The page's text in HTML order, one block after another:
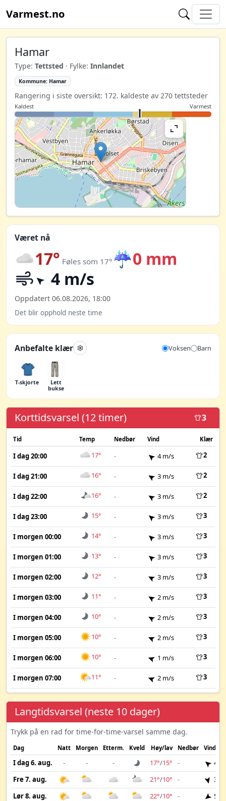
Varmest.no
Hamar
Type: Tettsted · Fylke: Innlandet
Kommune: Hamar
Rangering i siste oversikt: 172. kaldeste av 270 tettsteder
Kaldest Varmest
Været nå
17° Føles som 17° ☔0 mm
4 m/s
Oppdatert 06.08.2026, 18:00
Det blir opphold neste time
Anbefalte klær Voksen Barn
T-skjorte
Lett
bukse
Korttidsvarsel (12 timer) 3
Tid Temp Nedbør Vind Klær
I dag 20:00 17° - 4 m/s 2
I dag 21:00 16° - 3 m/s 2
I dag 22:00 16° - 3 m/s 2
I dag 23:00 15° - 3 m/s 3
I morgen 00:00 14° - 3 m/s 3
I morgen 01:00 13° - 3 m/s 3
I morgen 02:00 12° - 3 m/s 3
I morgen 03:00 11° - 2 m/s 3
I morgen 04:00 10° - 2 m/s 3
I morgen 05:00 10° - 2 m/s 3
I morgen 06:00 10° - 1 m/s 3
I morgen 07:00 11° - 2 m/s 3
Langtidsvarsel (neste 10 dager)
Trykk på en rad for time-for-time-varsel samme dag.
Dag Natt Morgen Etterm. Kveld Høy/lav Nedbør Vind
I dag 6. aug. - - - 17°/15° -
4
Fre 7. aug.
21°/10° -
3
Lør 8. aug.
22°/10° -
5